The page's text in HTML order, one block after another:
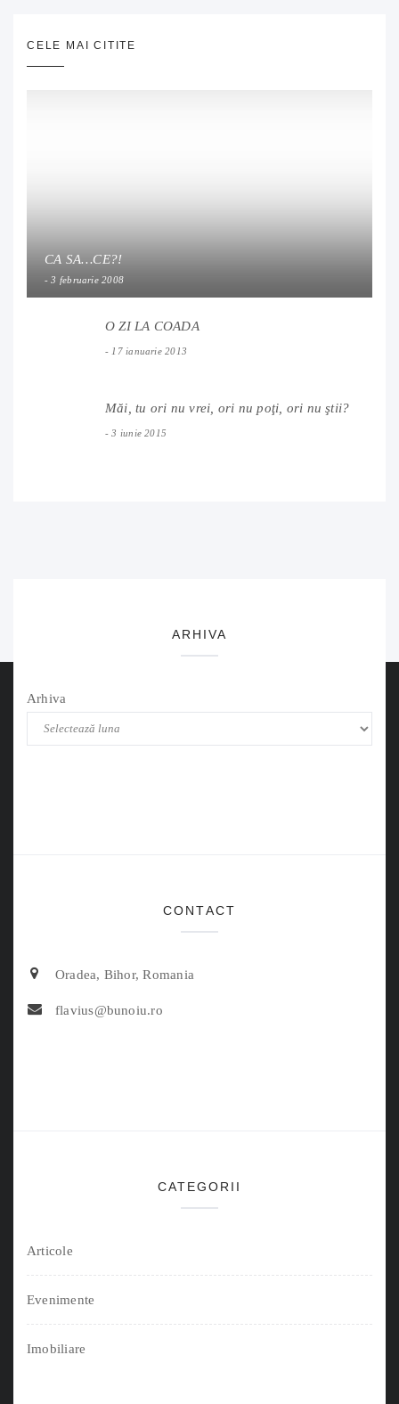
CELE MAI CITITE
CA SA…CE?!
3 februarie 2008
O ZI LA COADA
17 ianuarie 2013
Măi, tu ori nu vrei, ori nu poţi, ori nu ştii?
3 iunie 2015
ARHIVA
Arhiva
CONTACT
Oradea, Bihor, Romania
flavius@bunoiu.ro
CATEGORII
Articole
Evenimente
Imobiliare